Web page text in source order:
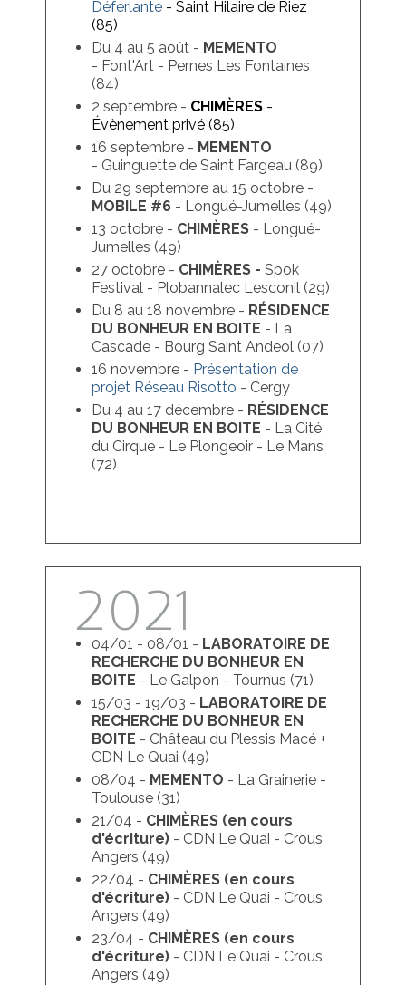
Déferlante - Saint Hilaire de Riez
(85)
Du 4 au 5 août - MEMENTO
- Font'Art - Pernes Les Fontaines
(84)
2 septembre - CHIMÈRES -
Évènement privé (85)
16 septembre - MEMENTO
- Guinguette de Saint Fargeau (89)
Du 29 septembre au 15 octobre -
MOBILE #6 - Longué-Jumelles (49)
13 octobre - CHIMÈRES - Longué-
Jumelles (49)
27 octobre - CHIMÈRES - Spok
Festival - Plobannalec Lesconil (29)
Du 8 au 18 novembre - RÉSIDENCE
DU BONHEUR EN BOITE - La
Cascade - Bourg Saint Andeol (07)
16 novembre - Présentation de
projet Réseau Risotto - Cergy
Du 4 au 17 décembre - RÉSIDENCE
DU BONHEUR EN BOITE - La Cité
du Cirque - Le Plongeoir - Le Mans
(72)
2021
04/01 - 08/01 - LABORATOIRE DE
RECHERCHE DU BONHEUR EN
BOITE - Le Galpon - Tournus (71)
15/03 - 19/03 - LABORATOIRE DE
RECHERCHE DU BONHEUR EN
BOITE - Château du Plessis Macé +
CDN Le Quai (49)
08/04 - MEMENTO - La Grainerie -
Toulouse (31)
21/04 - CHIMÈRES (en cours
d'écriture) - CDN Le Quai - Crous
Angers (49)
22/04 - CHIMÈRES (en cours
d'écriture) - CDN Le Quai - Crous
Angers (49)
23/04 - CHIMÈRES (en cours
d'écriture) - CDN Le Quai - Crous
Angers (49)